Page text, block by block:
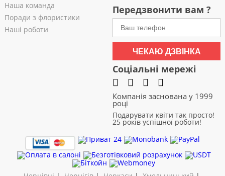
Наша команда
Поради з флористики
Наші роботи
Передзвонити вам ?
ЧЕКАЮ ДЗВІНКА
Соціальні мережі
Компанія заснована у 1999
році
Подарувати квіти так просто!
25 років успішної роботи!